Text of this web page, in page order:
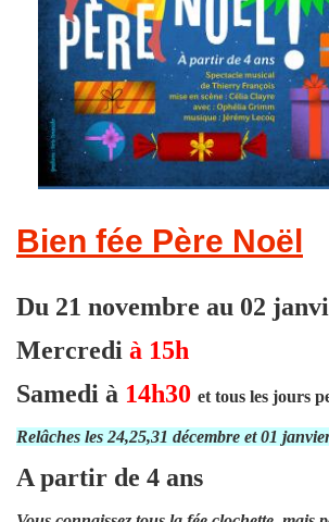
Bien fée Père Noël
Du 21 novembre au 02
Mercredi à 15h
Samedi à 14h30 et tous les jours
Relâches les 24,25,31 décembre et 01
A partir de 4 ans